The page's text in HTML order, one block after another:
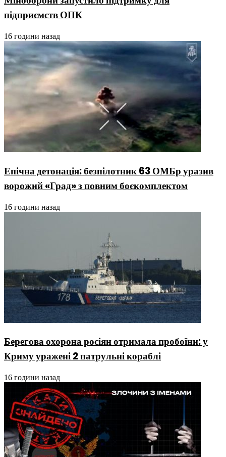
підприємств ОПК
16 години назад
Епічна детонація: безпілотник 63 ОМБр уразив
ворожий «Град» з повним боєкомплектом
16 години назад
Берегова охорона росіян отримала пробоїни: у
Криму уражені 2 патрульні кораблі
16 години назад